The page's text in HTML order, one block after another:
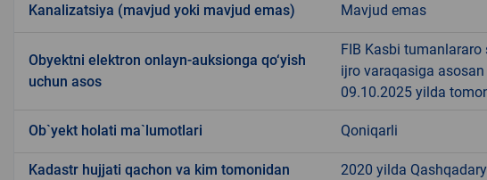
Kanalizatsiya (mavjud yoki mavjud emas) Mavjud emas
Obyektni elektron onlayn-auksionga qo‘yish
uchun asos
FIB Kasbi
ijro varaqasiga
09.10.2025 yilda
Ob`yekt holati ma`lumotlari Qoniqarli
Kadastr hujjati qachon va kim tomonidan
2020 yilda